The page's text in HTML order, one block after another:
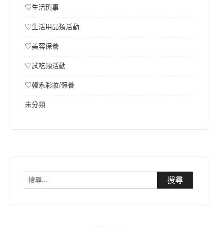
♡生活瑣事
♡生活用品類活動
♡美容保養
♡試吃類活動
♡韓系彩妝/保養
未分類
搜